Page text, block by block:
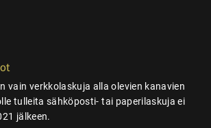
vain verkkolaskuja alla olevien kanavien
tulleita sähköposti- tai paperilaskuja ei
jälkeen.